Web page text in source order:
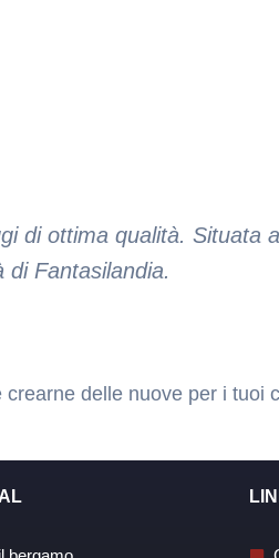
di ottima qualità. Situata
Fantasilandia.
delle nuove per i tuoi